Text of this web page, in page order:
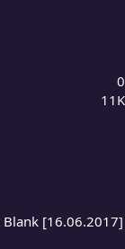
0
11K
Blank [16.06.2017]